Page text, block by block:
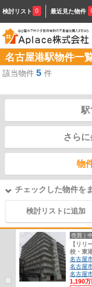
検討リスト 0 最近見た物件
名古屋港駅物件一
該当物件 5 件
駅
さら
物
チェックした物件を
検討リストに追加
売買｜
【リリ
校・東
名古屋
名古屋
名古屋
1,190万